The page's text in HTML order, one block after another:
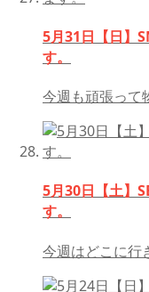
5月31日【日】
す。
今週も頑張って
5月30日【土】
す。
今週はどこに行